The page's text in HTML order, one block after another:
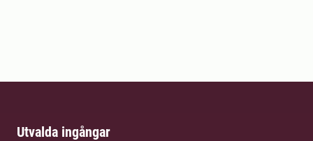
Utvalda ingångar